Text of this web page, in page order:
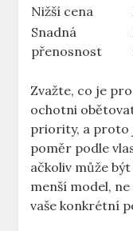
Nižší‍ cena
Snadná
přenosnost
Zvažte, co je
⁣ochotni
priority, a proto
poměr‌ podle
ačkoliv může‌
menší model,
vaše konkrétní‌